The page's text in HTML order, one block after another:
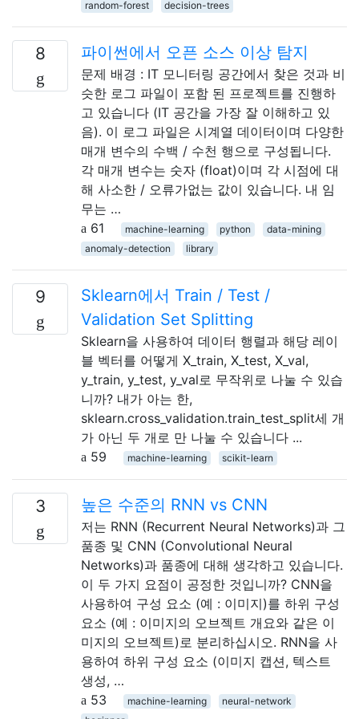
random-forest decision-trees
8 파이썬에서 오픈 소스 이상 탐지
문제 배경 : IT 모니터링 공간에서 찾은 것과 비
슷한 로그 파일이 포함 된 프로젝트를 진행하
고 있습니다 (IT 공간을 가장 잘 이해하고 있
음). 이 로그 파일은 시계열 데이터이며 다양한
매개 변수의 수백 / 수천 행으로 구성됩니다.
각 매개 변수는 숫자 (float)이며 각 시점에 대
해 사소한 / 오류가없는 값이 있습니다. 내 임
무는 …
61
machine-learning python
data-mining
anomaly-detection
library
9
Sklearn에서 Train / Test /
Validation Set Splitting
Sklearn을 사용하여 데이터 행렬과 해당 레이
블 벡터를 어떻게 X_train, X_test, X_val,
y_train, y_test, y_val로 무작위로 나눌 수 있습
니까? 내가 아는 한,
sklearn.cross_validation.train_test_split세 개
가 아닌 두 개로 만 나눌 수 있습니다 ...
59
machine-learning scikit-learn
3 높은 수준의 RNN vs CNN
저는 RNN (Recurrent Neural Networks)과 그
품종 및 CNN (Convolutional Neural
Networks)과 품종에 대해 생각하고 있습니다.
이 두 가지 요점이 공정한 것입니까? CNN을
사용하여 구성 요소 (예 : 이미지)를 하위 구성
요소 (예 : 이미지의 오브젝트 개요와 같은 이
미지의 오브젝트)로 분리하십시오. RNN을 사
용하여 하위 구성 요소 (이미지 캡션, 텍스트
생성, …
53
machine-learning
neural-network